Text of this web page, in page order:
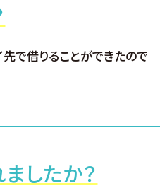
で借りることができたので
したか？